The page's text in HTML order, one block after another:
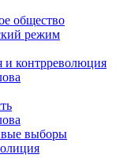
общество
режим
и контрреволюция
выборы